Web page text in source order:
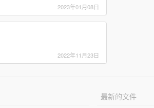
2023年01月08日
2022年11月23日
最新的文件